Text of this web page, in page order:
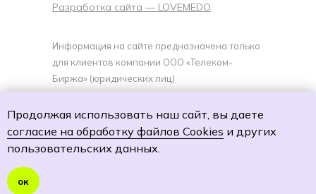
Разработка сайта — LOVEMEDO
Информация на сайте предназначена только
для клиентов компании ООО «Телеком-
Биржа» (юридических лиц)
Политику обработки персональных данных
Согласие на обработку персональных данных
Согласие на получение специальных
Продолжая использовать наш сайт, вы даете
согласие на обработку файлов Cookies и других
пользовательских данных.
ок